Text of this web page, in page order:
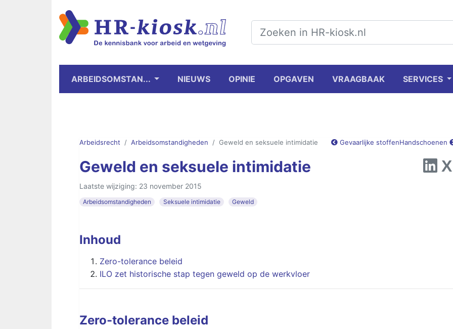
ARBEIDSOMSTAN... NIEUWS OPINIE OPGAVEN VRAAGBAAK SERVICES
Arbeidsrecht Arbeidsomstandigheden Geweld en seksuele intimidatie Gevaarlijke stoffenHandschoenen
Geweld en seksuele intimidatie
Laatste wijziging: 23 november 2015
Arbeidsomstandigheden Seksuele intimidatie Geweld
Inhoud
Zero-tolerance beleid
ILO zet historische stap tegen geweld op de werkvloer
Zero-tolerance beleid